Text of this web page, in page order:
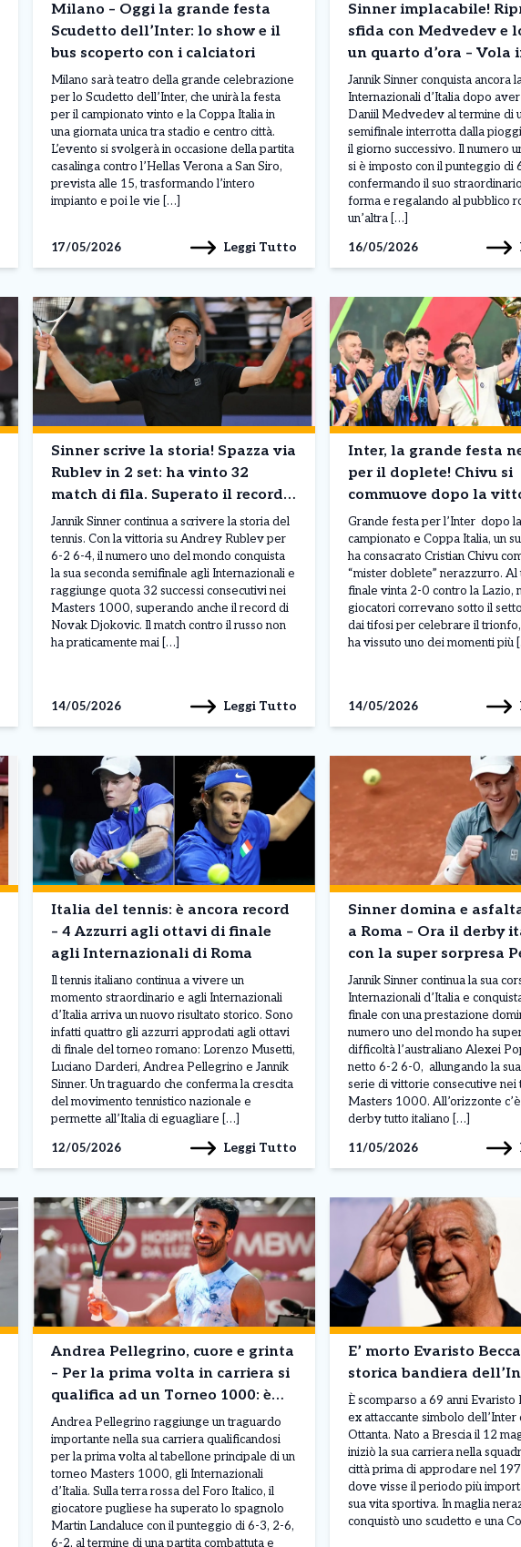
Milano – Oggi la grande festa
Scudetto dell’Inter: lo show e il
bus scoperto con i calciatori
Milano sarà teatro della grande celebrazione
per lo Scudetto dell’Inter, che unirà la festa
per il campionato vinto e la Coppa Italia in
una giornata unica tra stadio e centro città.
L’evento si svolgerà in occasione della partita
casalinga contro l’Hellas Verona a San Siro,
prevista alle 15, trasformando l’intero
impianto e poi le vie […]
17/05/2026 Leggi Tutto
Sinner implacabile!
sfida con Medvedev e
un quarto d’ora – Vola
Roma
Jannik Sinner conquista ancora
Internazionali d’Italia dopo
Daniil Medvedev al termine di
semifinale interrotta dalla
il giorno successivo. Il numero
si è imposto con il punteggio di
confermando il suo
forma e regalando al pubblico
un’altra […]
16/05/2026
Sinner scrive la storia! Spazza via
Rublev in 2 set: ha vinto 32
match di fila. Superato il record
di Djokovic
Jannik Sinner continua a scrivere la storia del
tennis. Con la vittoria su Andrey Rublev per
6-2 6-4, il numero uno del mondo conquista
la sua seconda semifinale agli Internazionali e
raggiunge quota 32 successi consecutivi nei
Masters 1000, superando anche il record di
Novak Djokovic. Il match contro il russo non
ha praticamente mai […]
14/05/2026 Leggi Tutto
Inter, la grande festa
per il doplete! Chivu si
commuove dopo la
non paragonatemi a
Grande festa per l’Inter dopo
campionato e Coppa Italia, un
ha consacrato Cristian Chivu
“mister doblete” nerazzurro.
finale vinta 2-0 contro la Lazio,
giocatori correvano sotto il
dai tifosi per celebrare il
ha vissuto uno dei momenti più
14/05/2026
Italia del tennis: è ancora record
– 4 Azzurri agli ottavi di finale
agli Internazionali di Roma
Il tennis italiano continua a vivere un
momento straordinario e agli Internazionali
d’Italia arriva un nuovo risultato storico. Sono
infatti quattro gli azzurri approdati agli ottavi
di finale del torneo romano: Lorenzo Musetti,
Luciano Darderi, Andrea Pellegrino e Jannik
Sinner. Un traguardo che conferma la crescita
del movimento tennistico nazionale e
permette all’Italia di eguagliare […]
12/05/2026
Leggi Tutto
Sinner domina e
a Roma – Ora il derby
con la super sorpresa
Jannik Sinner continua la sua
Internazionali d’Italia e
finale con una prestazione
numero uno del mondo ha
difficoltà l’australiano Alexei
netto 6-2 6-0, allungando la
serie di vittorie consecutive nei
Masters 1000. All’orizzonte
derby tutto italiano […]
11/05/2026
Andrea Pellegrino, cuore e grinta
– Per la prima volta in carriera si
qualifica ad un Torneo 1000: è
main draw agli Internazionali di
Roma
Andrea Pellegrino raggiunge un traguardo
importante nella sua carriera qualificandosi
per la prima volta al tabellone principale di un
torneo Masters 1000, gli Internazionali
d’Italia. Sulla terra rossa del Foro Italico, il
giocatore pugliese ha superato lo spagnolo
Martin Landaluce con il punteggio di 6-3, 2-6,
6-2, al termine di una partita combattuta e
E’ morto Evaristo
storica bandiera
È scomparso a 69 anni Evaristo
ex attaccante simbolo dell’Inter
Ottanta. Nato a Brescia il 12
iniziò la sua carriera nella
città prima di approdare nel
dove visse il periodo più
sua vita sportiva. In maglia
conquistò uno scudetto e una